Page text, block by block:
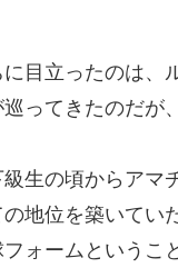
目立ったのは、
ってきたのだが
生の頃からアマ
地位を築いてい
ォームというこ